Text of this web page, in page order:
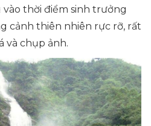
vào thời điểm sinh trưởng
cảnh thiên nhiên rực rỡ, rất
và chụp ảnh.